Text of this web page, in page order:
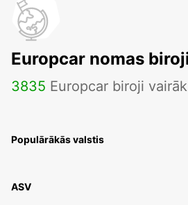
Europcar nomas
3835 Europcar biroji
Populārākās valstis
ASV